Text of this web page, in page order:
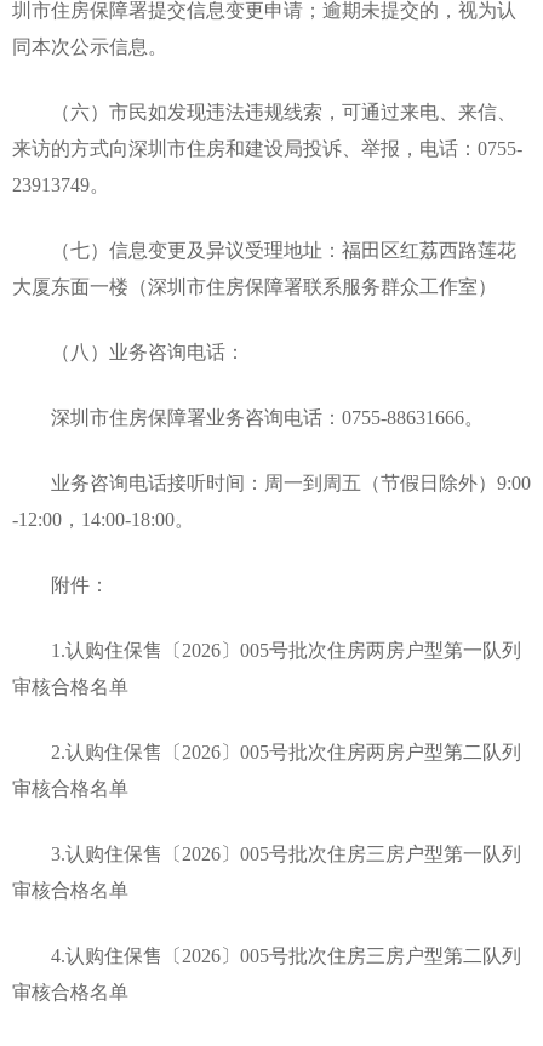
圳市住房保障署提交信息变更申请；逾期未提交的，视为认
同本次公示信息。
（六）市民如发现违法违规线索，可通过来电、来信、
来访的方式向深圳市住房和建设局投诉、举报，电话：0755-
23913749。
（七）信息变更及异议受理地址：福田区红荔西路莲花
大厦东面一楼（深圳市住房保障署联系服务群众工作室）
（八）业务咨询电话：
深圳市住房保障署业务咨询电话：0755-88631666。
业务咨询电话接听时间：周一到周五（节假日除外）9:00
-12:00，14:00-18:00。
附件：
1.认购住保售〔2026〕005号批次住房两房户型第一队列
审核合格名单
2.认购住保售〔2026〕005号批次住房两房户型第二队列
审核合格名单
3.认购住保售〔2026〕005号批次住房三房户型第一队列
审核合格名单
4.认购住保售〔2026〕005号批次住房三房户型第二队列
审核合格名单